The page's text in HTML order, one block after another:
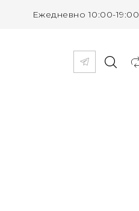
Ежедневно 10:00-19:00